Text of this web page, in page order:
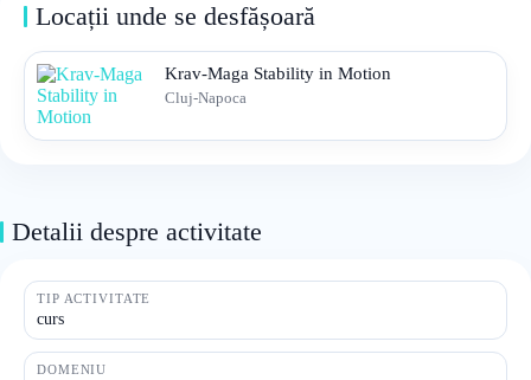
Locații unde se desfășoară
Krav-Maga Stability in Motion
Cluj-Napoca
Detalii despre activitate
TIP ACTIVITATE
curs
DOMENIU